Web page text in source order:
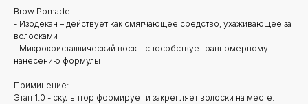
Brow Pomade
- Изодекан – действует как смягчающее средство, ухаживающее за
волосками
- Микрокристаллический воск – способствует равномерному
нанесению формулы
Приминение:
Этап 1.0 - скульптор формирует и закрепляет волоски на месте.